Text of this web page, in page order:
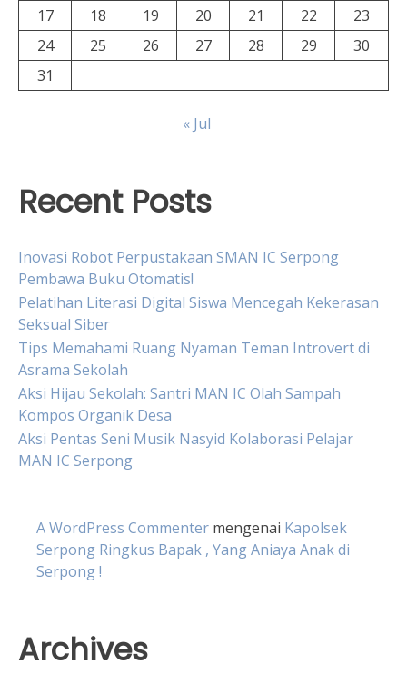
17
18 19 20 21 22
23
24
25 26 27 28 29
30
31
« Jul
Recent Posts
Inovasi Robot Perpustakaan SMAN IC Serpong
Pembawa Buku Otomatis!
Pelatihan Literasi Digital Siswa Mencegah Kekerasan
Seksual Siber
Tips Memahami Ruang Nyaman Teman Introvert di
Asrama Sekolah
Aksi Hijau Sekolah: Santri MAN IC Olah Sampah
Kompos Organik Desa
Aksi Pentas Seni Musik Nasyid Kolaborasi Pelajar
MAN IC Serpong
A WordPress Commenter mengenai Kapolsek
Serpong Ringkus Bapak , Yang Aniaya Anak di
Serpong !
Archives